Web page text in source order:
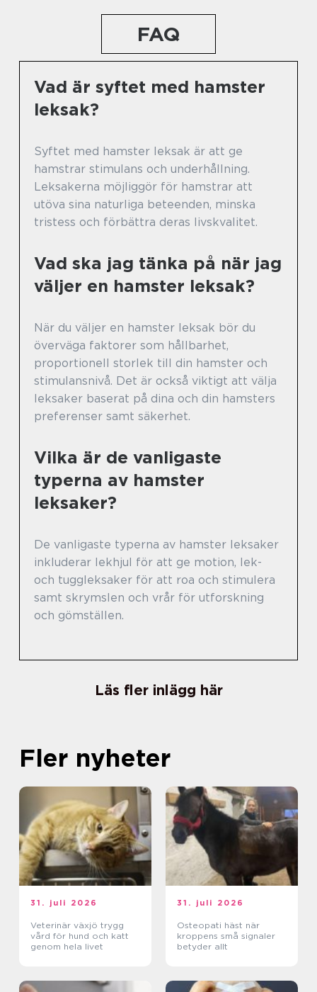
FAQ
Vad är syftet med hamster
leksak?
Syftet med hamster leksak är att ge
hamstrar stimulans och underhållning.
Leksakerna möjliggör för hamstrar att
utöva sina naturliga beteenden, minska
tristess och förbättra deras livskvalitet.
Vad ska jag tänka på när jag
väljer en hamster leksak?
När du väljer en hamster leksak bör du
överväga faktorer som hållbarhet,
proportionell storlek till din hamster och
stimulansnivå. Det är också viktigt att välja
leksaker baserat på dina och din hamsters
preferenser samt säkerhet.
Vilka är de vanligaste
typerna av hamster
leksaker?
De vanligaste typerna av hamster leksaker
inkluderar lekhjul för att ge motion, lek-
och tuggleksaker för att roa och stimulera
samt skrymslen och vrår för utforskning
och gömställen.
Läs fler inlägg här
Fler nyheter
31. juli 2026
Veterinär växjö trygg
vård för hund och katt
genom hela livet
31. juli 2026
Osteopati häst när
kroppens små signaler
betyder allt